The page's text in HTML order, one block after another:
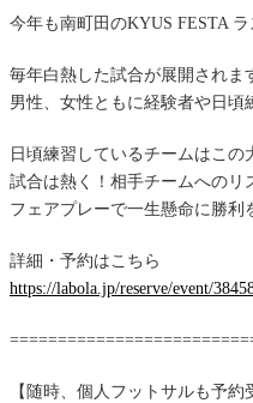
今年も南町田のKYUS FESTA
毎年白熱した試合が展開されま
男性、女性ともに経験者や日
日頃練習しているチームはこの
試合は熱く！相手チームへのリ
フェアプレーで一生懸命に勝利
詳細・予約はこちら
https://labola.jp/reserve/event/
【随時、個人フットサルも予